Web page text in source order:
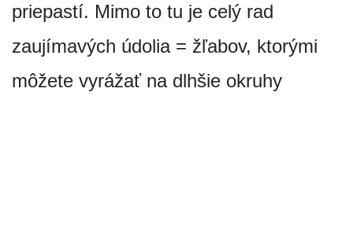
priepastí. Mimo to tu je celý rad
zaujímavých údolia = žľabov, ktorými
môžete vyrážať na dlhšie okruhy